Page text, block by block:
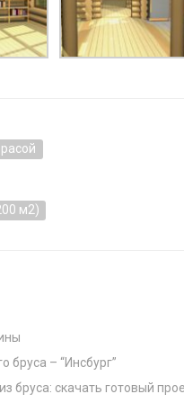
м2)
бруса – “Инсбург”
бруса: скачать готовый